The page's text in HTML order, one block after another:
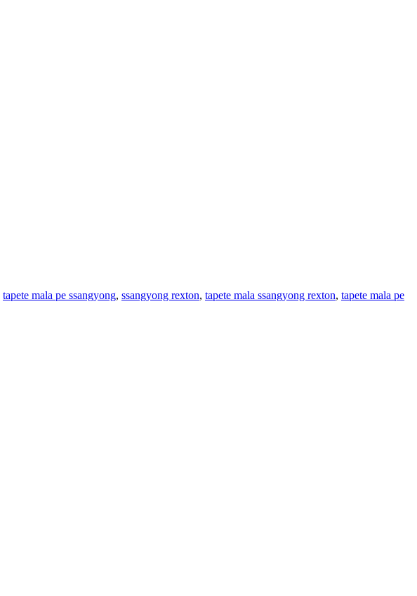
tapete mala pe ssangyong, ssangyong rexton, tapete mala ssangyong rexton, tapete mala pe